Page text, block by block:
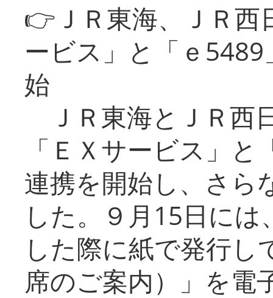
👉ＪＲ東海、ＪＲ
ービス」と「ｅ
始
ＪＲ東海とＪＲ西
「ＥＸサービス」
連携を開始し、さら
した。９月15日に
した際に紙で発行し
席のご案内）」を電